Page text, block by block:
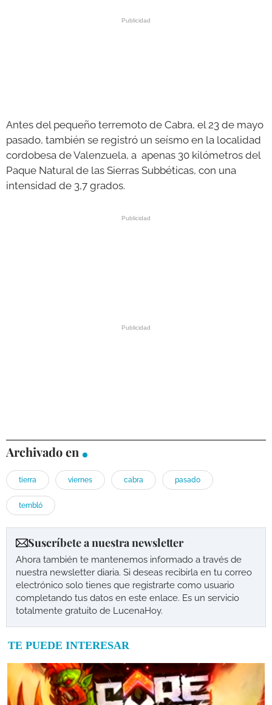
Antes del pequeño terremoto de Cabra, el 23 de mayo
pasado, también se registró un seísmo en la localidad
cordobesa de Valenzuela, a apenas 30 kilómetros del
Paque Natural de las Sierras Subbéticas, con una
intensidad de 3,7 grados.
Archivado en
tierra viernes cabra pasado
tembló
Suscríbete a nuestra newsletter
Ahora también te mantenemos informado a través de
nuestra newsletter diaria. Si deseas recibirla en tu correo
electrónico solo tienes que registrarte como usuario
completando tus datos en este enlace. Es un servicio
totalmente gratuito de LucenaHoy.
TE PUEDE INTERESAR